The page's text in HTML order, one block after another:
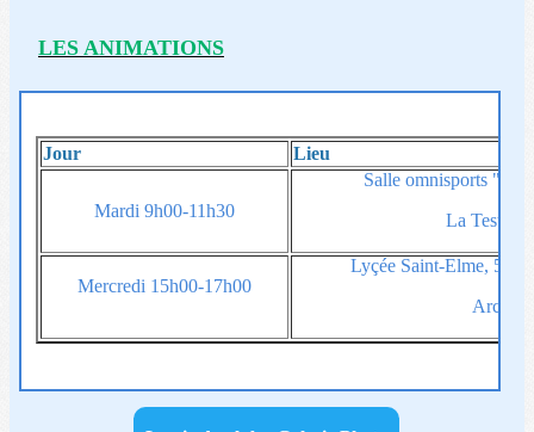
LES ANIMATIONS
Jour Lieu
Mardi 9h00-11h30
Salle omnisports
La Teste
Mercredi 15h00-17h00
Lyçée Saint-Elme, 50